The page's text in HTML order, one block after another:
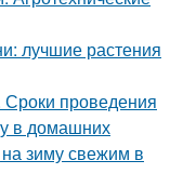
лучшие растения
Сроки проведения
в домашних
зиму свежим в